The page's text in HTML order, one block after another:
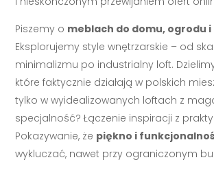
Piszemy o meblach do domu, ogrodu
Eksplorujemy style wnętrzarskie – od
minimalizmu po industrialny loft.
które faktycznie działają w polskich
tylko w wyidealizowanych loftach z
specjalność? Łączenie inspiracji z
Pokazywanie, że piękno i
wykluczać, nawet przy ograniczonym